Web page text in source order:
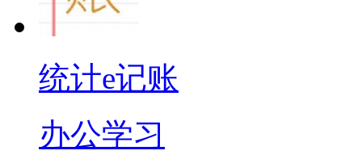
统计e记账
办公学习